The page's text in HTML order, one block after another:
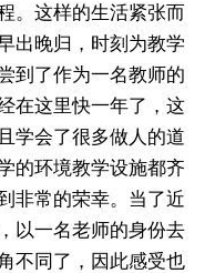
。这样的生活紧张而
出晚归，时刻为教学
到了作为一名教师的
在这里快一年了，这
学会了很多做人的道
的环境教学设施都齐
非常的荣幸。当了近
以一名老师的身份去
不同了，因此感受也